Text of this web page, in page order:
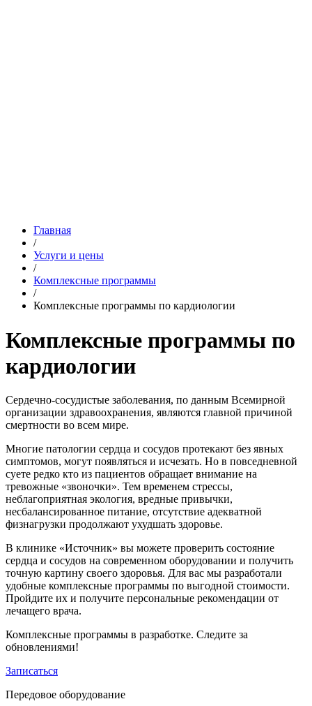
Главная
/
Услуги и цены
/
Комплексные программы
/
Комплексные программы по кардиологии
Комплексные программы по
кардиологии
Сердечно-сосудистые заболевания, по данным Всемирной
организации здравоохранения, являются главной причиной
смертности во всем мире.
Многие патологии сердца и сосудов протекают без явных
симптомов, могут появляться и исчезать. Но в повседневной
суете редко кто из пациентов обращает внимание на
тревожные «звоночки». Тем временем стрессы,
неблагоприятная экология, вредные привычки,
несбалансированное питание, отсутствие адекватной
физнагрузки продолжают ухудшать здоровье.
В клинике «Источник» вы можете проверить состояние
сердца и сосудов на современном оборудовании и получить
точную картину своего здоровья. Для вас мы разработали
удобные комплексные программы по выгодной стоимости.
Пройдите их и получите персональные рекомендации от
лечащего врача.
Комплексные программы в разработке. Следите за
обновлениями!
Записаться
Передовое оборудование